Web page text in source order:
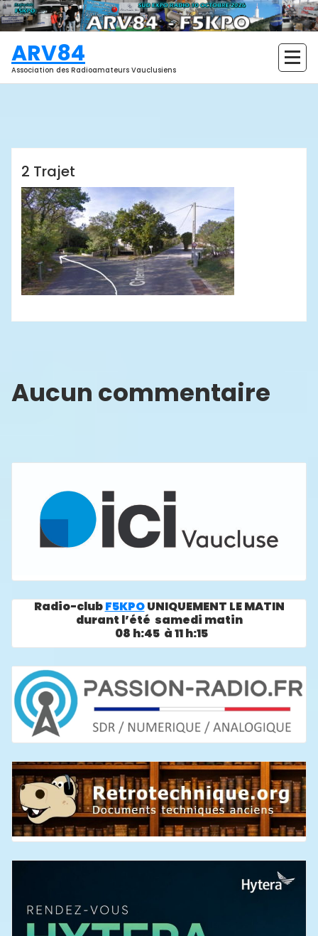
Aller
au
contenu
ARV84
Association des Radioamateurs Vauclusiens
2 Trajet
Aucun commentaire
Radio-clubF5KPOUNIQUEMENT LE MATIN
durant l’été samedi matin
08 h:45 à 11 h:15